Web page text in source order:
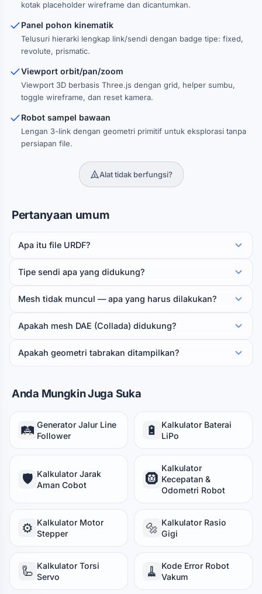
kotak placeholder wireframe dan dicantumkan.
Panel pohon kinematik
Telusuri hierarki lengkap link/sendi dengan badge tipe: fixed,
revolute, prismatic.
Viewport orbit/pan/zoom
Viewport 3D berbasis Three.js dengan grid, helper sumbu,
toggle wireframe, dan reset kamera.
Robot sampel bawaan
Lengan 3-link dengan geometri primitif untuk eksplorasi tanpa
persiapan file.
Alat tidak berfungsi?
Pertanyaan umum
Apa itu file URDF?
Tipe sendi apa yang didukung?
Mesh tidak muncul — apa yang harus dilakukan?
Apakah mesh DAE (Collada) didukung?
Apakah geometri tabrakan ditampilkan?
Anda Mungkin Juga Suka
🛤️ Generator Jalur Line
Follower
🔋
Kalkulator Baterai
LiPo
🛡️ Kalkulator Jarak
Aman Cobot
🛞
Kalkulator
Kecepatan &
Odometri Robot
⚙️ Kalkulator Motor
Stepper
🔩 Kalkulator Rasio
Gigi
🦾 Kalkulator Torsi
Servo
🧹
Kode Error Robot
Vakum